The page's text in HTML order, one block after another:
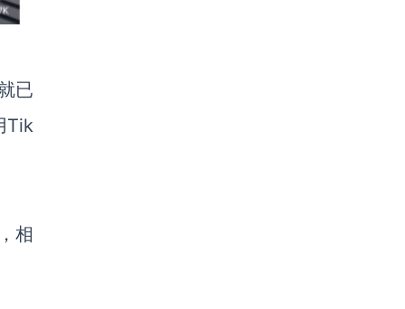
已
Tik
相